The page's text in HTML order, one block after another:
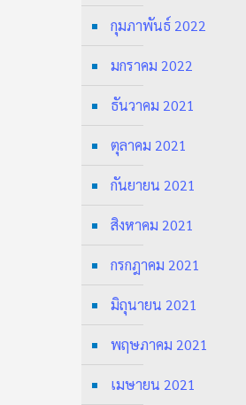
กุมภาพันธ์ 2022
มกราคม 2022
ธันวาคม 2021
ตุลาคม 2021
กันยายน 2021
สิงหาคม 2021
กรกฎาคม 2021
มิถุนายน 2021
พฤษภาคม 2021
เมษายน 2021